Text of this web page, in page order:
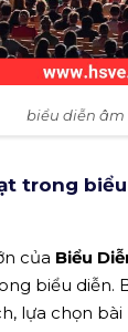
biểu diễn âm
trong
của Biểu
biểu diễn.
lựa chọn